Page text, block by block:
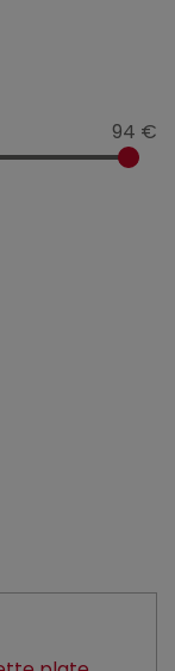
94 €